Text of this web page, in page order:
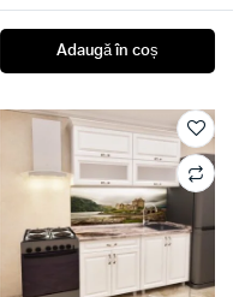
Adaugă în coș